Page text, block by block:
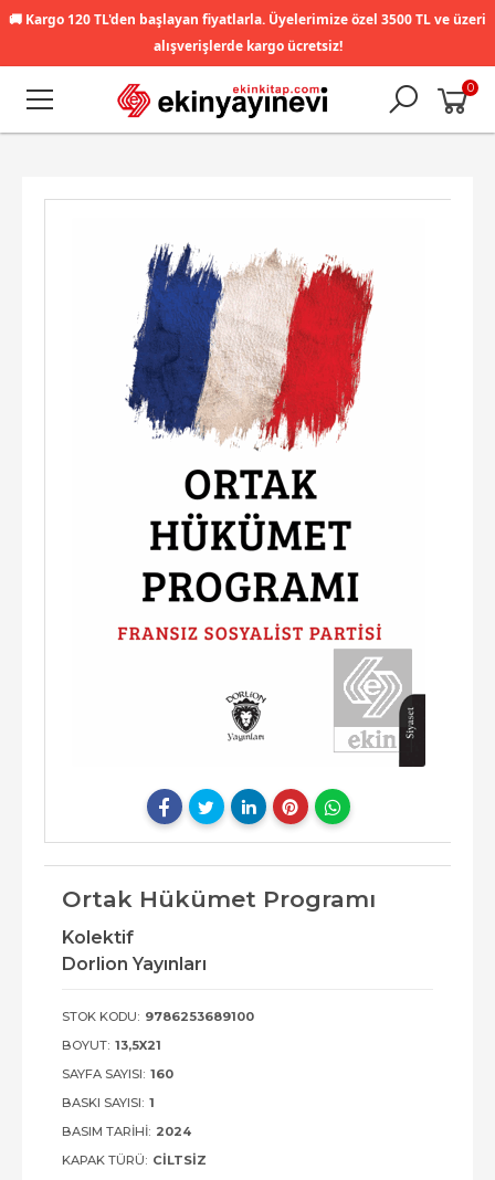
🚚 Kargo 120 TL'den başlayan fiyatlarla. Üyelerimize özel 3500 TL ve üzeri
alışverişlerde kargo ücretsiz!
0
Ortak Hükümet Programı
Kolektif
Dorlion Yayınları
STOK KODU: 9786253689100
BOYUT: 13,5X21
SAYFA SAYISI: 160
BASKI SAYISI: 1
BASIM TARIHI: 2024
KAPAK TÜRÜ: CILTSIZ